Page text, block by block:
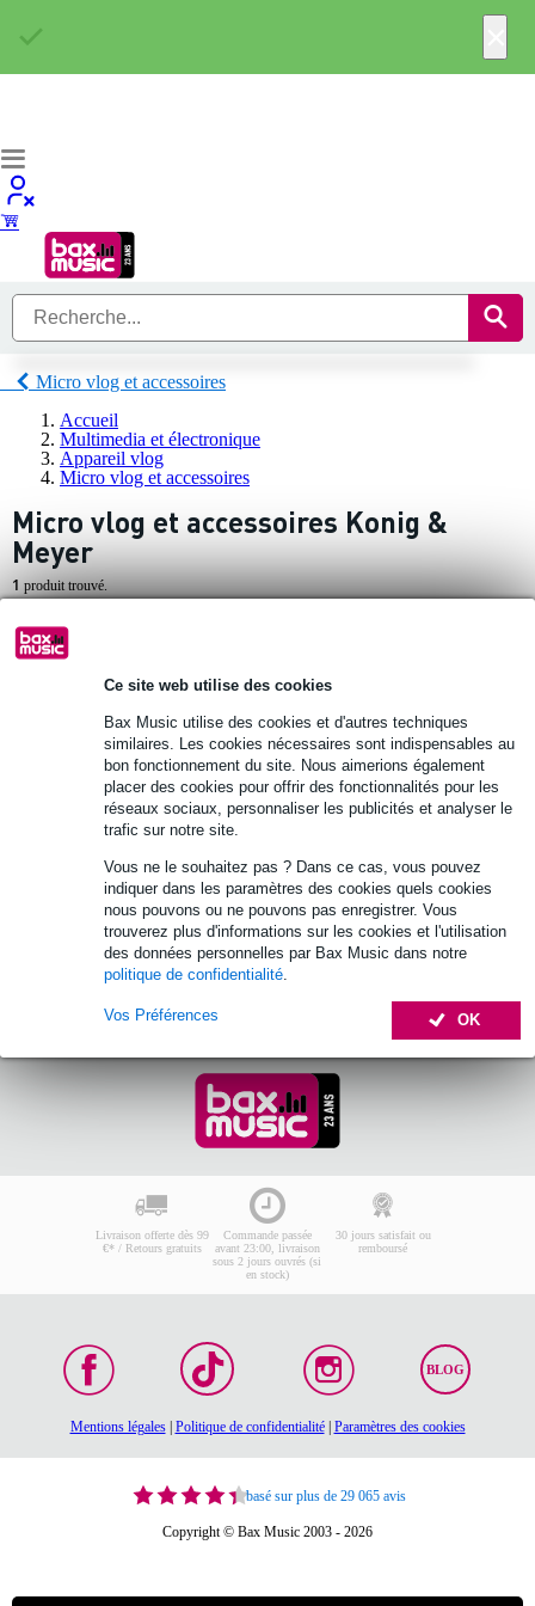
Ce site web utilise des cookies
Bax Music utilise des cookies et d'autres techniques
similaires. Les cookies nécessaires sont indispensables au
bon fonctionnement du site. Nous aimerions également
placer des cookies pour offrir des fonctionnalités pour les
réseaux sociaux, personnaliser les publicités et analyser le
trafic sur notre site.
Vous ne le souhaitez pas ? Dans ce cas, vous pouvez
indiquer dans les paramètres des cookies quels cookies
nous pouvons ou ne pouvons pas enregistrer. Vous
trouverez plus d'informations sur les cookies et l'utilisation
des données personnelles par Bax Music dans notre
politique de confidentialité.
OK
Vos Préférences
Micro vlog et accessoires
Accueil
Multimedia et électronique
Appareil vlog
Micro vlog et accessoires
Micro vlog et accessoires Konig &
Meyer
1 produit trouvé.
Top 10
Konig & Meyer 21090 pied de micro
compact noir
En stock
Ajouter au panier
Livraison offerte dès 99
€* / Retours gratuits
Commande passée
avant 23:00, livraison
sous 2 jours ouvrés (si
en stock)
30 jours satisfait ou
remboursé
BLOG
Mentions légales| Politique de confidentialité| Paramètres des cookies
basé sur plus de 29 065 avis
Copyright © Bax Music 2003 - 2026